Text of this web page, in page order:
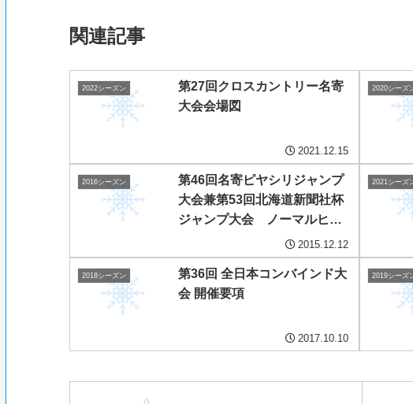
関連記事
2022シーズン
第27回クロスカントリー名寄
大会会場図
2021.12.15
2020シーズ
2016シーズン
第46回名寄ピヤシリジャンプ
大会兼第53回北海道新聞社杯
ジャンプ大会 ノーマルヒル
男子 個人競技 公式成績表2015.12.12
2021シーズ
2018シーズン
第36回 全日本コンバインド大
会 開催要項
2017.10.10
2019シーズ